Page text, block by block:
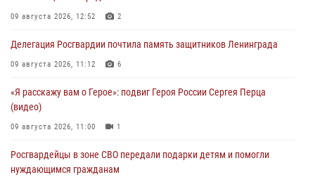
09 августа 2026, 12:52 2
Делегация Росгвардии почтила память защитников Ленинграда
09 августа 2026, 11:12 6
«Я расскажу вам о Герое»: подвиг Героя России Сергея Перца
(видео)
09 августа 2026, 11:00 1
Росгвардейцы в зоне СВО передали подарки детям и помогли
нуждающимся гражданам